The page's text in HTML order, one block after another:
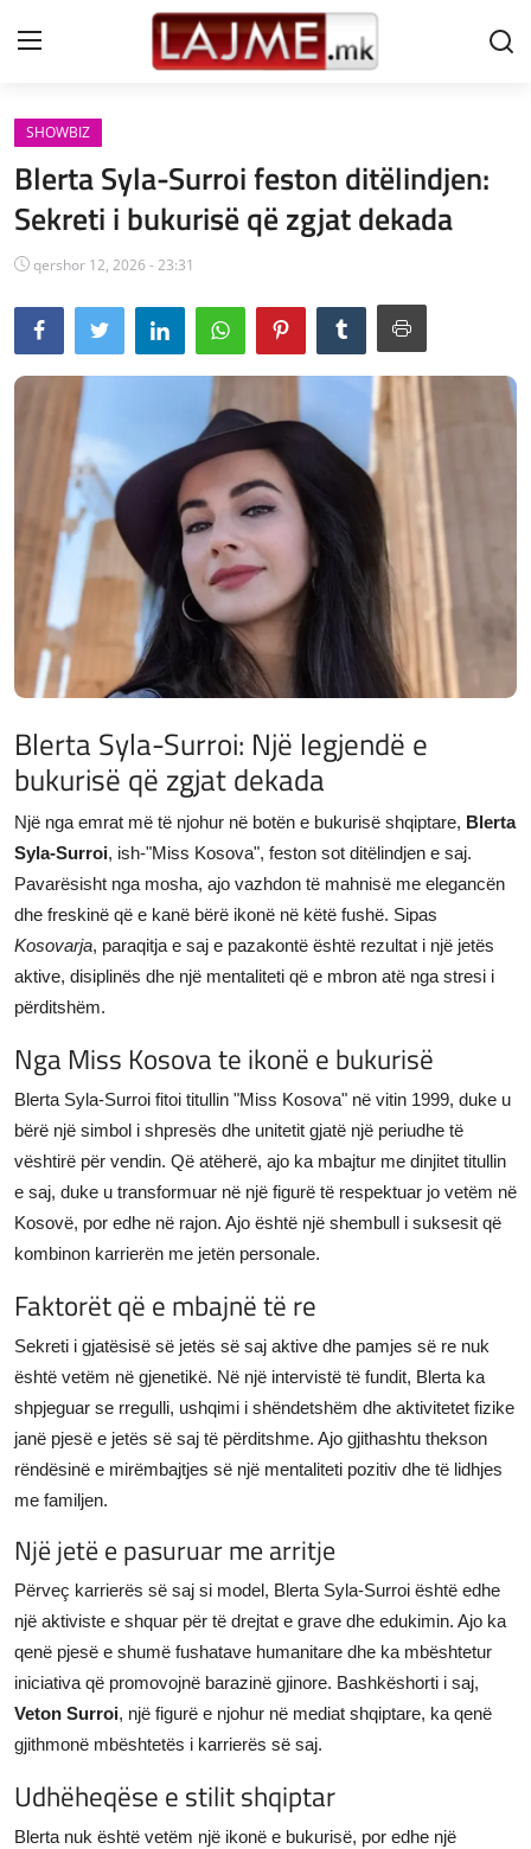
Shtëpi
LAJME MAQEDONI
SHQIPERI
KOSOVA
LAJME NGA BOTA
SHOWBIZ
SPORT
SHENDETI
JETA
Gallery
Shqip
SHOWBIZ
Blerta Syla-Surroi feston ditëlindjen:
Sekreti i bukurisë që zgjat dekada
qershor 12, 2026 - 23:31
Blerta Syla-Surroi: Një legjendë e
bukurisë që zgjat dekada
Një nga emrat më të njohur në botën e bukurisë shqiptare, Blerta
Syla-Surroi, ish-"Miss Kosova", feston sot ditëlindjen e saj.
Pavarësisht nga mosha, ajo vazhdon të mahnisë me elegancën
dhe freskinë që e kanë bërë ikonë në këtë fushë. Sipas
Kosovarja, paraqitja e saj e pazakontë është rezultat i një jetës
aktive, disiplinës dhe një mentaliteti që e mbron atë nga stresi i
përditshëm.
Nga Miss Kosova te ikonë e bukurisë
Blerta Syla-Surroi fitoi titullin "Miss Kosova" në vitin 1999, duke u
bërë një simbol i shpresës dhe unitetit gjatë një periudhe të
vështirë për vendin. Që atëherë, ajo ka mbajtur me dinjitet titullin
e saj, duke u transformuar në një figurë të respektuar jo vetëm në
Kosovë, por edhe në rajon. Ajo është një shembull i suksesit që
kombinon karrierën me jetën personale.
Faktorët që e mbajnë të re
Sekreti i gjatësisë së jetës së saj aktive dhe pamjes së re nuk
është vetëm në gjenetikë. Në një intervistë të fundit, Blerta ka
shpjeguar se rregulli, ushqimi i shëndetshëm dhe aktivitetet fizike
janë pjesë e jetës së saj të përditshme. Ajo gjithashtu thekson
rëndësinë e mirëmbajtjes së një mentaliteti pozitiv dhe të lidhjes
me familjen.
Një jetë e pasuruar me arritje
Përveç karrierës së saj si model, Blerta Syla-Surroi është edhe
një aktiviste e shquar për të drejtat e grave dhe edukimin. Ajo ka
qenë pjesë e shumë fushatave humanitare dhe ka mbështetur
iniciativa që promovojnë barazinë gjinore. Bashkëshorti i saj,
Veton Surroi, një figurë e njohur në mediat shqiptare, ka qenë
gjithmonë mbështetës i karrierës së saj.
Udhëheqëse e stilit shqiptar
Blerta nuk është vetëm një ikonë e bukurisë, por edhe një